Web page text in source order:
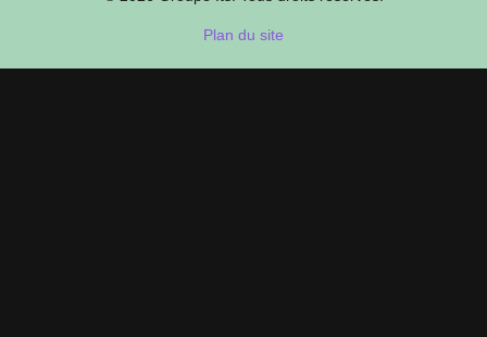
Plan du site